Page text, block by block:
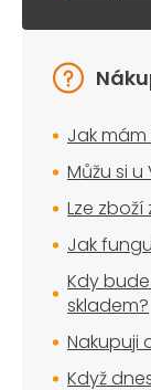
Jak
Můžu si
Lze
Jak
Kdy
skladem?
Nakupuji
Když